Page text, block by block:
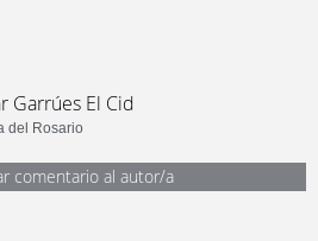
Garrúes El Cid
del Rosario
comentario al autor/a